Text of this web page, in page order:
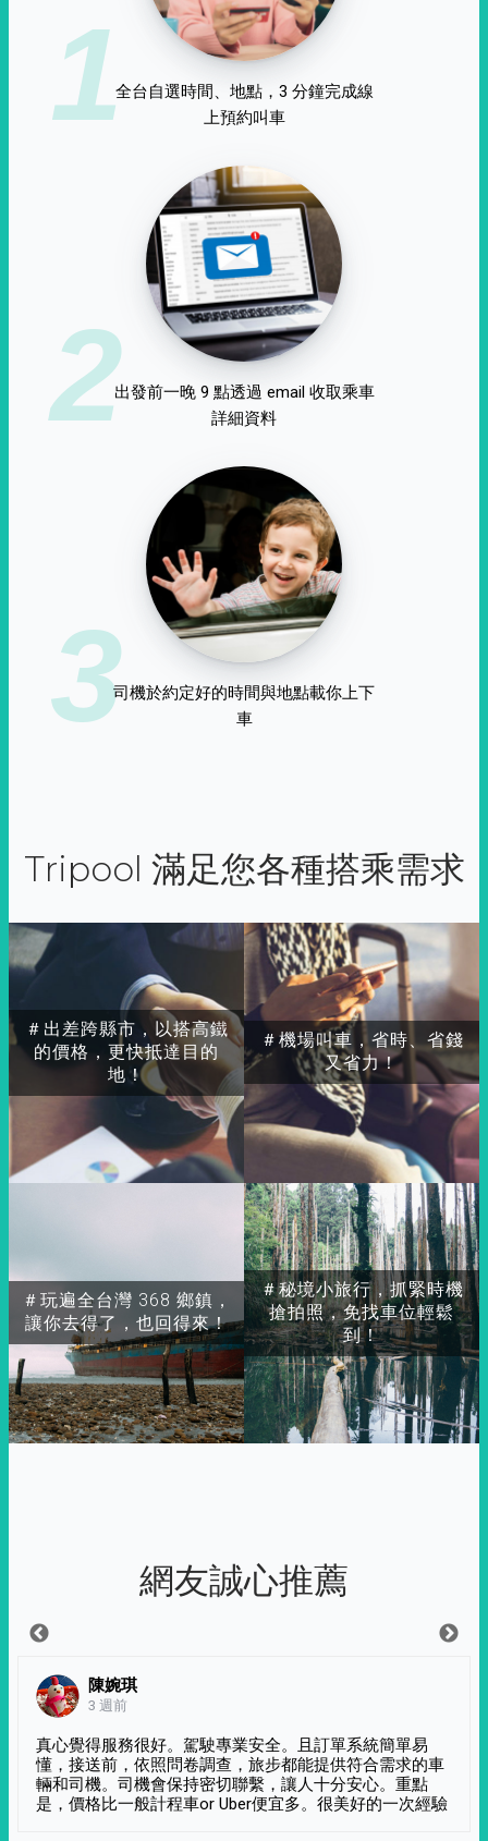
1全台自選時間、地點，3 分鐘完成線
上預約叫車
2出發前一晚 9 點透過 email 收取乘車
詳細資料
3司機於約定好的時間與地點載你上下
車
Tripool 滿足您各種搭乘需求
＃出差跨縣市，以搭高鐵
的價格，更快抵達目的
地！
＃玩遍全台灣 368 鄉鎮，
讓你去得了，也回得來！
＃秘境小旅行，抓緊時機
搶拍照，免找車位輕鬆
到！
＃機場叫車，省時、省錢
又省力！
網友誠心推薦
陳婉琪
3 週前
真心覺得服務很好。駕駛專業安全。且訂單系統簡單易
懂，接送前，依照問卷調查，旅步都能提供符合需求的車
輛和司機。司機會保持密切聯繫，讓人十分安心。重點
是，價格比一般計程車or Uber便宜多。很美好的一次經驗